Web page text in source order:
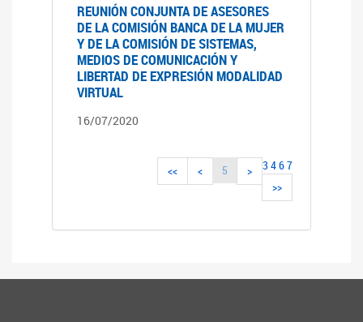
REUNIÓN CONJUNTA DE ASESORES
DE LA COMISIÓN BANCA DE LA MUJER
Y DE LA COMISIÓN DE SISTEMAS,
MEDIOS DE COMUNICACIÓN Y
LIBERTAD DE EXPRESIÓN MODALIDAD
VIRTUAL
16/07/2020
<< < 3 4
5 67
>
>>